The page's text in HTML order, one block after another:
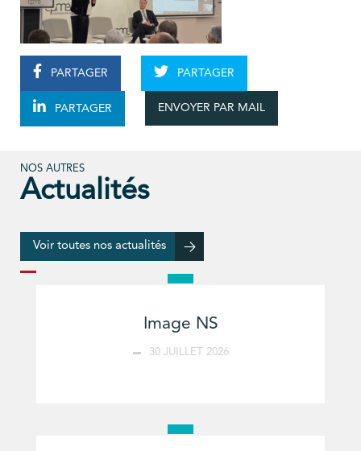
PARTAGER PARTAGER
PARTAGER ENVOYER PAR MAIL
NOS AUTRES
Actualités
Voir toutes nos actualités
Image NS
30 JUILLET 2026